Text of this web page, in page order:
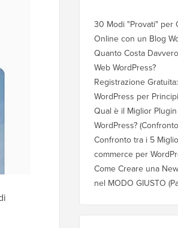
30 Modi "Provati" per
Online con un Blog
Quanto Costa
Web WordPress?
Registrazione
WordPress per
Qual è il Miglior
WordPress?
Confronto tra i 5
commerce per
Come Creare una
nel MODO GIUSTO